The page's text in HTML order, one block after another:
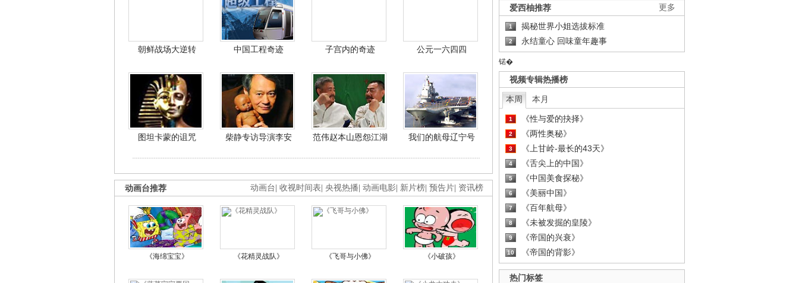
朝鲜战场大逆转 中国工程奇迹 子宫内的奇迹 公元一六四四
图坦卡蒙的诅咒 柴静专访导演李安 范伟赵本山恩怨江湖 我们的航母辽宁号
动画台 收视时间表 央视热播 动画电影 新片榜 预告片 资讯榜
动画台推荐
《海绵宝宝》 《花精灵战队》 《飞哥与小佛》 《小破孩》
更多
爱西柚推荐
1 揭秘世界小姐选拔标准
2 永结童心 回味童年趣事
锘�
视频专辑热播榜
本周 本月
1 《性与爱的抉择》
2 《两性奥秘》
3 《上甘岭-最长的43天》
4 《舌尖上的中国》
5 《中国美食探秘》
6 《美丽中国》
7 《百年航母》
8 《未被发掘的皇陵》
9 《帝国的兴衰》
10 《帝国的背影》
热门标签